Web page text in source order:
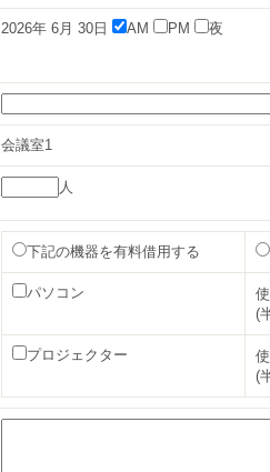
2026年 6月 30日 AM PM 夜
会議室1
人
下記の機器を有料借用する
パソコン
(
プロジェクター
(